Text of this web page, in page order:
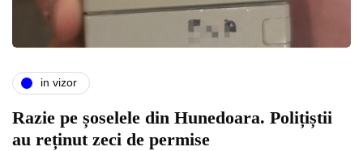
in vizor
Razie pe șoselele din Hunedoara. Polițiștii
au reținut zeci de permise